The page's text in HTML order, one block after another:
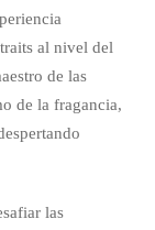
al nivel del
de las
de la fragancia,
las